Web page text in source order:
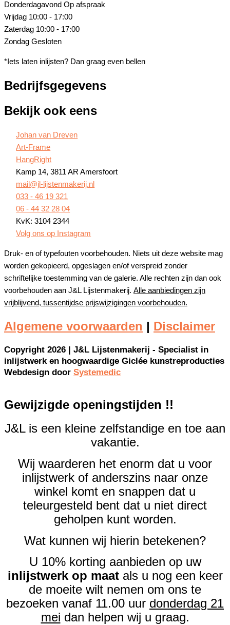
Donderdagavond Op afspraak
Vrijdag 10:00 - 17:00
Zaterdag 10:00 - 17:00
Zondag Gesloten
*Iets laten inlijsten? Dan graag even bellen
Bedrijfsgegevens
Bekijk ook eens
Johan van Dreven
Art-Frame
HangRight
Kamp 14, 3811 AR Amersfoort
mail@jl-lijstenmakerij.nl
033 - 46 19 321
06 - 44 32 28 04
KvK: 3104 2344
Volg ons op Instagram
Druk- en of typefouten voorbehouden. Niets uit deze website mag
worden gekopieerd, opgeslagen en/of verspreid zonder
schriftelijke toestemming van de galerie. Alle rechten zijn dan ook
voorbehouden aan J&L Lijstenmakerij. Alle aanbiedingen zijn
vrijblijvend, tussentijdse prijswijzigingen voorbehouden.
Algemene voorwaarden Disclaimer
Copyright 2026 | J&L Lijstenmakerij - Specialist in
inlijstwerk en hoogwaardige Giclée kunstreproducties
Webdesign door Systemedic
Gewijzigde openingstijden !!
J&L is een kleine zelfstandige en toe aan
vakantie.
Wij waarderen het enorm dat u voor
inlijstwerk of anderszins naar onze
winkel komt en snappen dat u
teleurgesteld bent dat u niet direct
geholpen kunt worden.
Wat kunnen wij hierin betekenen?
U 10% korting aanbieden op uw
inlijstwerk op maatals u nog een keer
de moeite wilt nemen om ons te
bezoeken vanaf 11.00 uur donderdag 21
mei dan helpen wij u graag.